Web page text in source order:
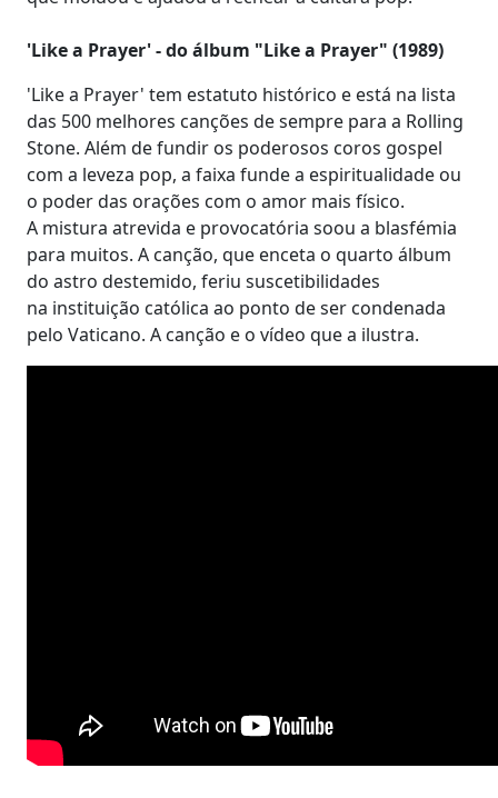
'Like a Prayer' - do álbum "Like a Prayer" (1989)
'Like a Prayer' tem estatuto histórico e está na lista
das 500 melhores canções de sempre para a Rolling
Stone. Além de fundir os poderosos coros gospel
com a leveza pop, a faixa funde a espiritualidade ou
o poder das orações com o amor mais físico.
A mistura atrevida e provocatória soou a blasfémia
para muitos. A canção, que enceta o quarto álbum
do astro destemido, feriu suscetibilidades
na instituição católica ao ponto de ser condenada
pelo Vaticano. A canção e o vídeo que a ilustra.